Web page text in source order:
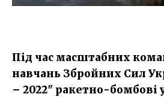
Під час масштабних
навчань Збройних Сил
– 2022" ракетно-бомбові